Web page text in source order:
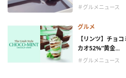
＃グルメニュース
グルメ
【リンツ】チョ
カオ52%”黄金...
＃グルメニュース